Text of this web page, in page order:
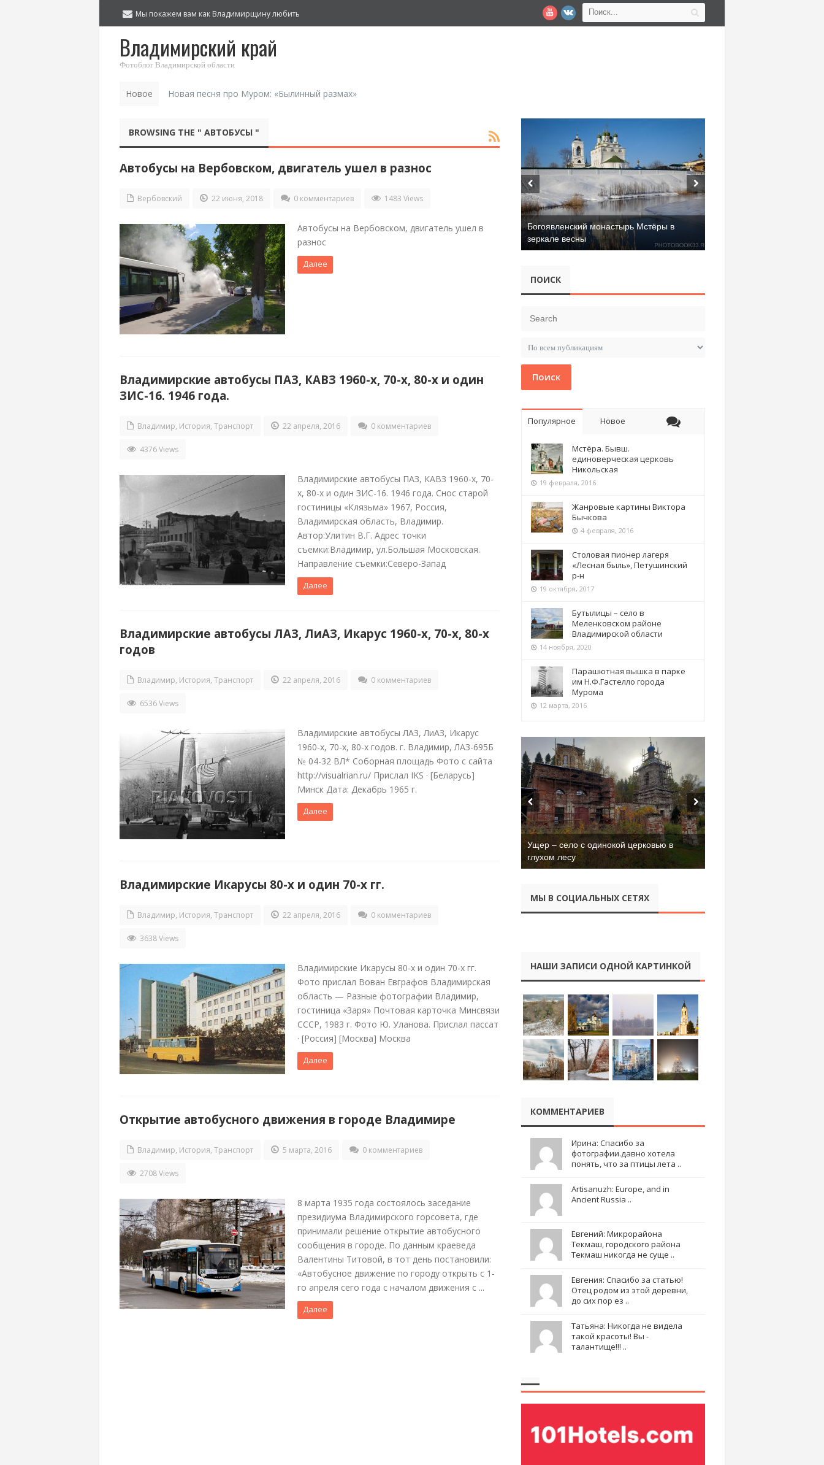
Мы покажем вам как Владимирщину любить
Владимирский край
Фотоблог Владимирской области
Новое Новая песня про Муром: «Былинный размах»
BROWSING THE " АВТОБУСЫ "
Автобусы на Вербовском, двигатель ушел в разнос
Вербовский 22 июня, 2018 0 комментариев 1483 Views
Автобусы на Вербовском, двигатель ушел в
разнос
Далее
Владимирские автобусы ПАЗ, КАВЗ 1960-х, 70-х, 80-х и один
ЗИС-16. 1946 года.
Владимир, История, Транспорт 22 апреля, 2016 0 комментариев
4376 Views
Владимирские автобусы ПАЗ, КАВЗ 1960-х, 70-
х, 80-х и один ЗИС-16. 1946 года. Снос старой
гостиницы «Клязьма» 1967, Россия,
Владимирская область, Владимир.
Автор:Улитин В.Г. Адрес точки
съемки:Владимир, ул.Большая Московская.
Направление съемки:Северо-Запад
Далее
Владимирские автобусы ЛАЗ, ЛиАЗ, Икарус 1960-х, 70-х, 80-х
годов
Владимир, История, Транспорт 22 апреля, 2016 0 комментариев
6536 Views
Владимирские автобусы ЛАЗ, ЛиАЗ, Икарус
1960-х, 70-х, 80-х годов. г. Владимир, ЛАЗ-695Б
№ 04-32 ВЛ* Соборная площадь Фото с сайта
http://visualrian.ru/ Прислал IKS · [Беларусь]
Минск Дата: Декабрь 1965 г.
Далее
Владимирские Икарусы 80-х и один 70-х гг.
Владимир, История, Транспорт 22 апреля, 2016 0 комментариев
3638 Views
Владимирские Икарусы 80-х и один 70-х гг.
Фото прислал Вован Евграфов Владимирская
область — Разные фотографии Владимир,
гостиница «Заря» Почтовая карточка Минсвязи
СССР, 1983 г. Фото Ю. Уланова. Прислал пассат
· [Россия] [Москва] Москва
Далее
Открытие автобусного движения в городе Владимире
Владимир, История, Транспорт 5 марта, 2016 0 комментариев
2708 Views
8 марта 1935 года состоялось заседание
президиума Владимирского горсовета, где
принимали решение открытие автобусного
сообщения в городе. По данным краеведа
Валентины Титовой, в тот день постановили:
«Автобусное движение по городу открыть с 1-
го апреля сего года с началом движения с ...
Далее
Богоявленский монастырь Мстёры в
зеркале весны
ПОИСК
Поиск
Популярное Новое
Мстёра. Бывш.
единоверческая церковь
Никольская
19 февраля, 2016
Жанровые картины Виктора
Бычкова
4 февраля, 2016
Столовая пионер лагеря
«Лесная быль», Петушинский
р-н
19 октября, 2017
Бутылицы – село в
Меленковском районе
Владимирской области
14 ноября, 2020
Парашютная вышка в парке
им Н.Ф.Гастелло города
Мурома
12 марта, 2016
Ущер – село с одинокой церковью в
глухом лесу
МЫ В СОЦИАЛЬНЫХ СЕТЯХ
НАШИ ЗАПИСИ ОДНОЙ КАРТИНКОЙ
КОММЕНТАРИЕВ
Ирина: Спасибо за
фотографии.давно хотела
понять, что за птицы лета ..
Artisanuzh: Europe, and in
Ancient Russia ..
Евгений: Микрорайона
Текмаш, городского района
Текмаш никогда не суще ..
Евгения: Спасибо за статью!
Отец родом из этой деревни,
до сих пор ез ..
Татьяна: Никогда не видела
такой красоты! Вы -
талантище!!! ..